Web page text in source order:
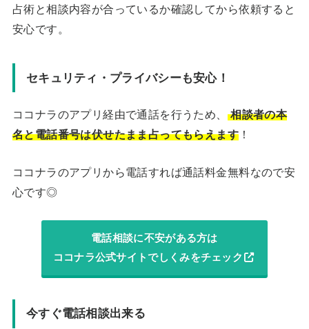
占術と相談内容が合っているか確認してから依頼すると
安心です。
セキュリティ・プライバシーも安心！
ココナラのアプリ経由で通話を行うため、
相談者の本
名と電話番号は伏せたまま占ってもらえます ！
ココナラのアプリから電話すれば通話料金無料なので安
心です◎
電話相談に不安がある方は
ココナラ公式サイトでしくみをチェック
今すぐ電話相談出来る